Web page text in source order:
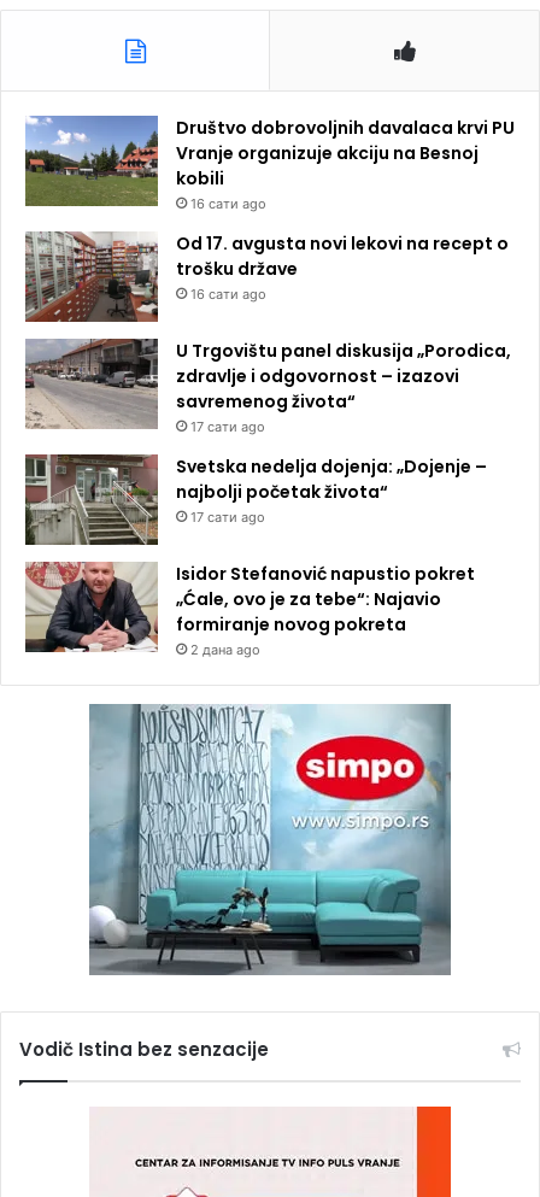
Društvo dobrovoljnih davalaca krvi PU
Vranje organizuje akciju na Besnoj
kobili
16 сати ago
Od 17. avgusta novi lekovi na recept o
trošku države
16 сати ago
U Trgovištu panel diskusija „Porodica,
zdravlje i odgovornost – izazovi
savremenog života“
17 сати ago
Svetska nedelja dojenja: „Dojenje –
najbolji početak života“
17 сати ago
Isidor Stefanović napustio pokret
„Ćale, ovo je za tebe“: Najavio
formiranje novog pokreta
2 дана ago
Vodič Istina bez senzacije